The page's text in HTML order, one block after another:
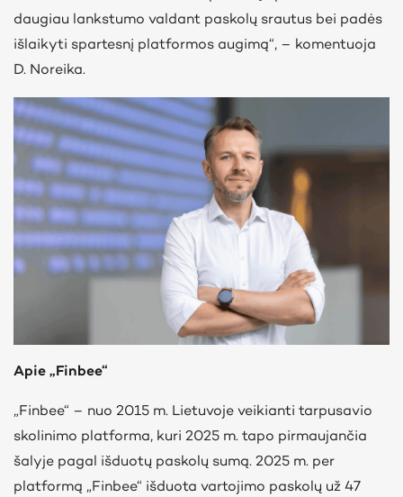
daugiau lankstumo valdant paskolų srautus bei padės
išlaikyti spartesnį platformos augimą“, – komentuoja
D. Noreika.
Apie „Finbee“
„Finbee“ – nuo 2015 m. Lietuvoje veikianti tarpusavio
skolinimo platforma, kuri 2025 m. tapo pirmaujančia
šalyje pagal išduotų paskolų sumą. 2025 m. per
platformą „Finbee“ išduota vartojimo paskolų už 47